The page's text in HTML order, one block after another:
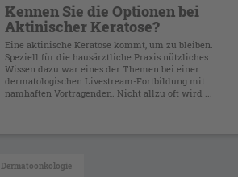
Kennen Sie die Optionen bei
Aktinischer Keratose?
Eine aktinische Keratose kommt, um zu bleiben.
Speziell für die hausärztliche Praxis nützliches
Wissen dazu war eines der Themen bei einer
dermatologischen Livestream-Fortbildung mit
namhaften Vortragenden. Nicht allzu oft wird ...
Dermatoonkologie